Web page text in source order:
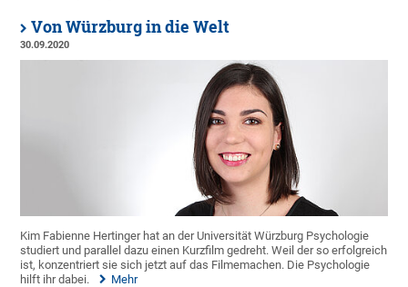
Von Würzburg in die Welt
30.09.2020
Kim Fabienne Hertinger hat an der Universität Würzburg Psychologie
studiert und parallel dazu einen Kurzfilm gedreht. Weil der so erfolgreich
ist, konzentriert sie sich jetzt auf das Filmemachen. Die Psychologie
hilft ihr dabei.
Mehr